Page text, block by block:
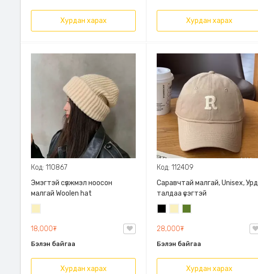
Хурдан харах Хурдан харах
Код: 110867
Эмэгтэй сүлжмэл ноосон
малгай Woolen hat
Блонд/
18,000₮
Бэлэн байгаа
Хурдан харах
Код: 112409
Саравчтай малгай, Unisex, Урд
талдаа үсэгтэй
Блонд/
28,000₮
Бэлэн байгаа
Хурдан харах